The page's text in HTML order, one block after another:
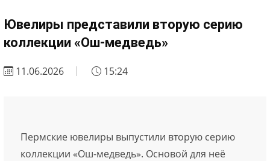
Ювелиры представили вторую серию
коллекции «Ош-медведь»
11.06.2026 15:24
Пермские ювелиры выпустили вторую серию
коллекции «Ош-медведь». Основой для неё